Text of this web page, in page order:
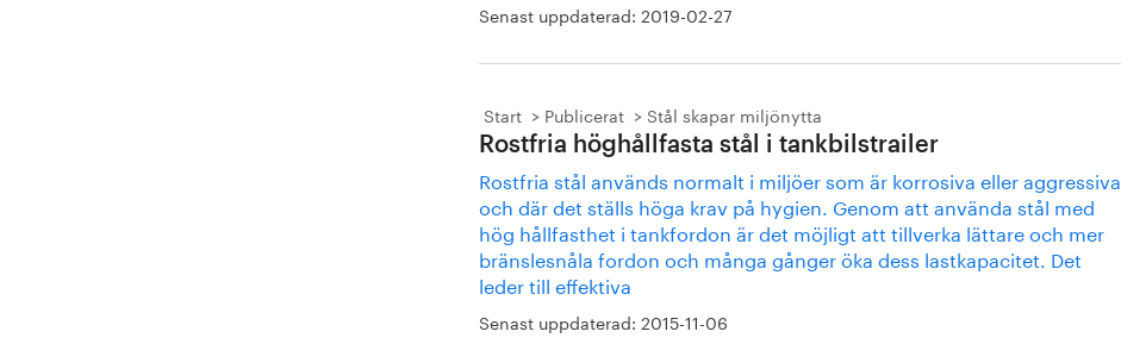
Senast uppdaterad: 2019-02-27
Start Publicerat Stål skapar miljönytta
Rostfria höghållfasta stål i tankbilstrailer
Rostfria stål används normalt i miljöer som är korrosiva eller aggressiva
och där det ställs höga krav på hygien. Genom att använda stål med
hög hållfasthet i tankfordon är det möjligt att tillverka lättare och mer
bränslesnåla fordon och många gånger öka dess lastkapacitet. Det
leder till effektiva
Senast uppdaterad: 2015-11-06